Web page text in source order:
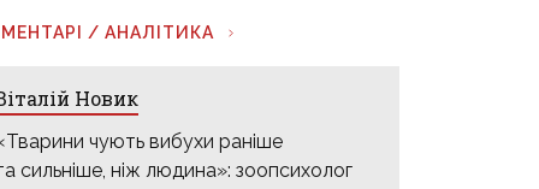
/ АНАЛІТИКА
Новик
чують вибухи раніше
сильніше, ніж людина»: зоопсихолог